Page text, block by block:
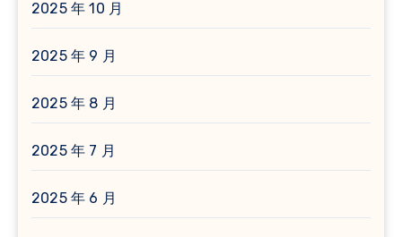
2025 年 10 月
2025 年 9 月
2025 年 8 月
2025 年 7 月
2025 年 6 月